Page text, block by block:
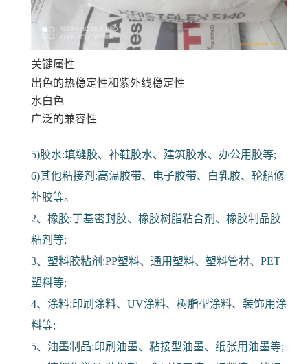
关键属性
出色的热稳定性和紫外线稳定性
水白色
广泛的兼容性
5)胶水:填缝胶、补鞋胶水、建筑胶水、办公用胶等;
6)其他粘接剂:高温胶带、电子胶带、白乳胶、轮船修
补胶等。
2、橡胶:丁基密封胶、橡胶树脂粘合剂、橡胶制品胶
粘剂等;
3、塑料胶粘剂:PP塑料、通用塑料、塑料管材、PET
塑料等;
4、涂料:印刷涂料、UV涂料、树脂型涂料、装饰用涂
料等;
5、油墨制品:印刷油墨、粘接型油墨、纸张用油墨等;